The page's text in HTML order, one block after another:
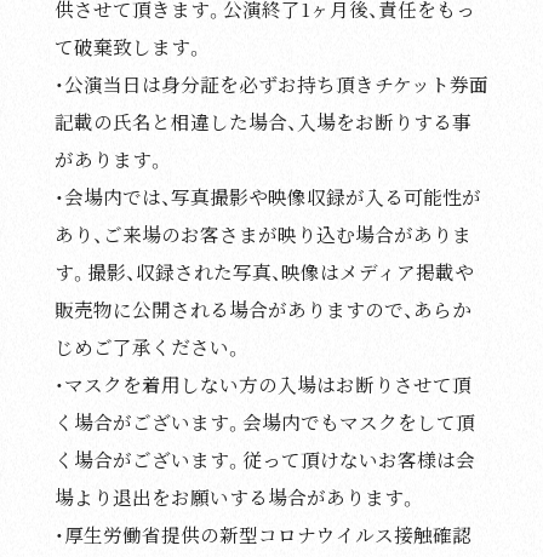
供させて頂きます。公演終了1ヶ月後、責任をもっ
て破棄致します。
・公演当日は身分証を必ずお持ち頂きチケット券面
記載の氏名と相違した場合、入場をお断りする事
があります。
・会場内では、写真撮影や映像収録が入る可能性が
あり、ご来場のお客さまが映り込む場合がありま
す。撮影、収録された写真、映像はメディア掲載や
販売物に公開される場合がありますので、あらか
じめご了承ください。
・マスクを着用しない方の入場はお断りさせて頂
く場合がございます。会場内でもマスクをして頂
く場合がございます。従って頂けないお客様は会
場より退出をお願いする場合があります。
・厚生労働省提供の新型コロナウイルス接触確認